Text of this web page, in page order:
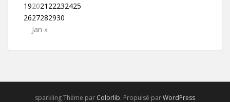
192021 22232425
2627282930
Jan »
sparkling Thème par Colorlib. Propulsé parWordPress